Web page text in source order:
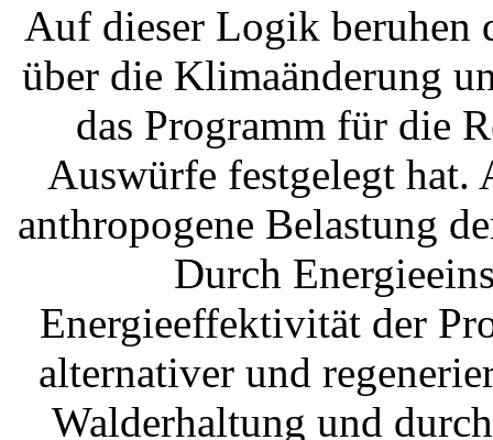
Auf dieser Logik beruhen
über die Klimaänderung
das Programm für die
Auswürfe festgelegt hat.
anthropogene Belastung
Durch
Energieeffektivität der
alternativer und
Walderhaltung und